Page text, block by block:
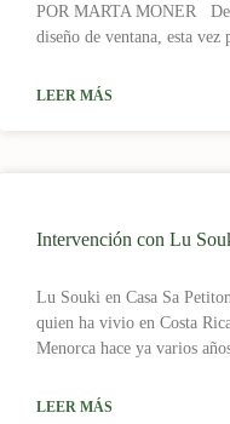
POR MARTA MONER
diseño de ventana, esta
LEER MÁS
Intervención con Lu
Lu Souki en Casa Sa
quien ha vivio en Costa
Menorca hace ya varios
LEER MÁS